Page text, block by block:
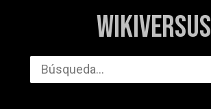
WikiVersus